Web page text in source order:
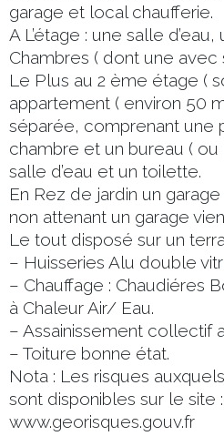
garage et local chaufferie.
A L’étage : une salle
Chambres ( dont une avec
Le Plus au 2 ème étage (
appartement ( environ 50
séparée, comprenant une
chambre et un bureau (
salle d’eau et un toilette.
En Rez de jardin un
non attenant un garage
Le tout disposé sur un
– Huisseries Alu double
– Chauffage : Chaudiéres
à Chaleur Air/ Eau.
– Assainissement collectif
– Toiture bonne état.
Nota : Les risques
sont disponibles sur le site :
www.georisques.gouv.fr